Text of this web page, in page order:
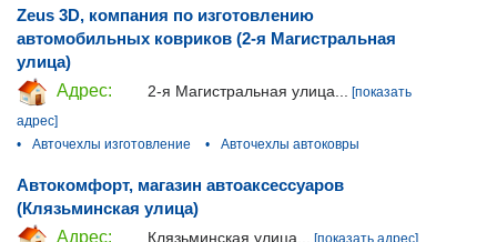
Zeus 3D, компания по изготовлению
автомобильных ковриков (2-я Магистральная
улица)
Адрес:
2-я Магистральная улица... [показать
адрес]
•
Авточехлы изготовление • Авточехлы автоковры
Автокомфорт, магазин автоаксессуаров
(Клязьминская улица)
Адрес:
Клязьминская улица...
[показать адрес]